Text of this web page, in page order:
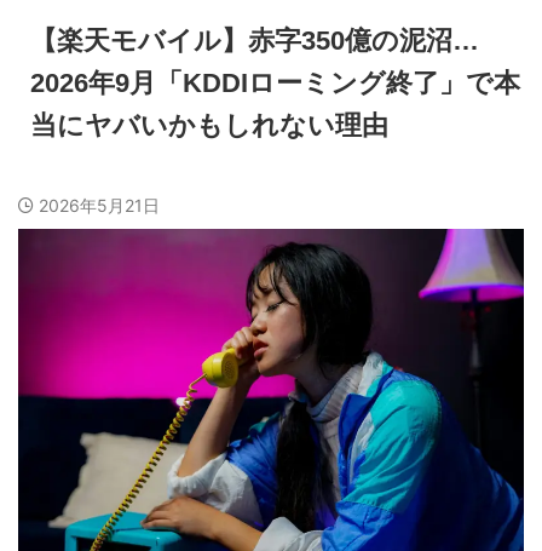
【楽天モバイル】赤字350億の泥沼…
2026年9月「KDDIローミング終了」で本
当にヤバいかもしれない理由
2026年5月21日